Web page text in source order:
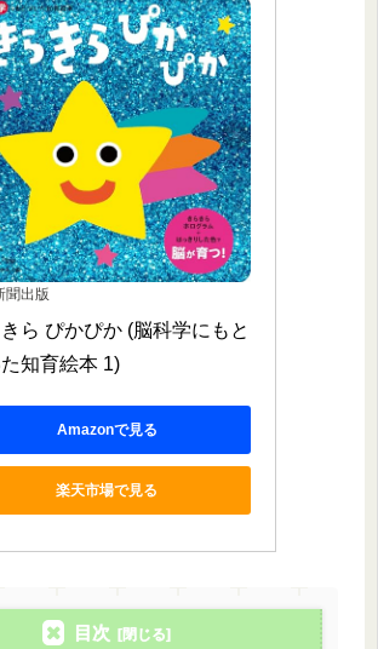
聞出版
ら ぴかぴか (脳科学にもと
知育絵本 1)
Amazonで見る
楽天市場で見る
目次